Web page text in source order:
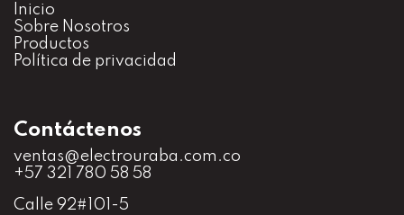
Inicio
Sobre Nosotros
Productos
Política de privacidad
Contáctenos
ventas@electrouraba.com.co
+57 321 780 58 58
Calle 92#101-5